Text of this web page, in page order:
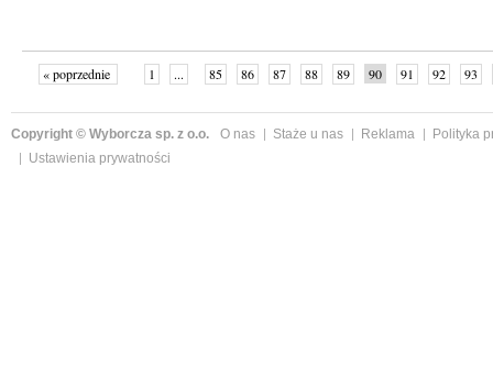
« poprzednie 1 ... 85 86 87 88 89 90 91 92
93
Copyright © Wyborcza sp. z o.o. O nas Staże u nas Reklama
Polityka
Ustawienia prywatności